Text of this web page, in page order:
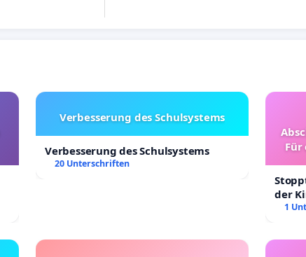
Verbesserung des Schulsystems
Verbesserung des Schulsystems
20 Unterschriften
Für
der
1